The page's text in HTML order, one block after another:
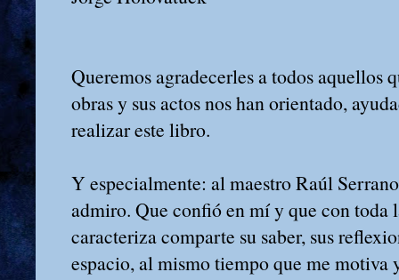
Queremos agradecerles a todos aquellos
obras y sus actos nos han orientado,
realizar este libro.
Y especialmente: al maestro Raúl
admiro. Que confió en mí y que con toda
caracteriza comparte su saber, sus
espacio, al mismo tiempo que me motiva